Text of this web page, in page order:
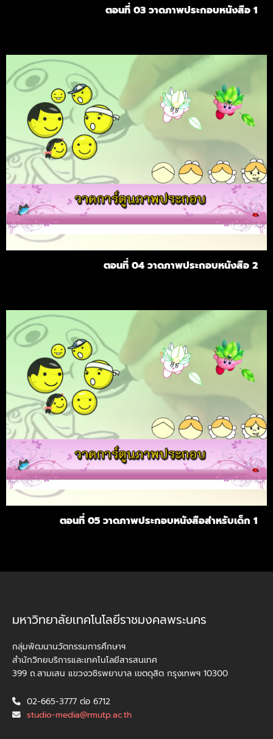
ตอนที่ 03 วาดภาพประกอบหนังสือ 1
ตอนที่ 04 วาดภาพประกอบหนังสือ 2
ตอนที่ 05 วาดภาพประกอบหนังสือสำหรับเด็ก 1
มหาวิทยาลัยเทคโนโลยีราชมงคลพระนคร
กลุ่มพัฒนานวัตกรรมการศึกษาฯ
สำนักวิทยบริการและเทคโนโลยีสารสนเทศ
399 ถ.สามเสน แขวงวชิรพยาบาล เขตดุสิต กรุงเทพฯ 10300
02-665-3777 ต่อ 6712
studio-media@rmutp.ac.th